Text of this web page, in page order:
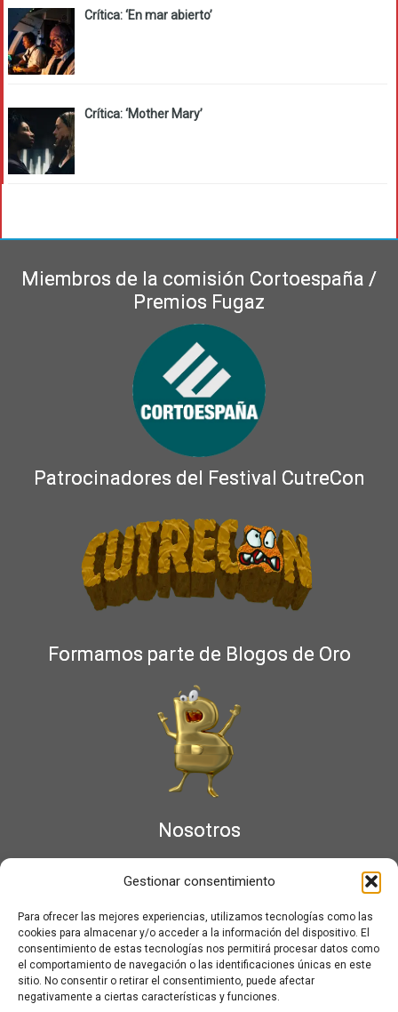
Gestionar consentimiento
Para ofrecer las mejores experiencias, utilizamos tecnologías como las
cookies para almacenar y/o acceder a la información del dispositivo. El
consentimiento de estas tecnologías nos permitirá procesar datos como
el comportamiento de navegación o las identificaciones únicas en este
sitio. No consentir o retirar el consentimiento, puede afectar
negativamente a ciertas características y funciones.
Crítica: ‘En mar abierto’
Crítica: ‘Mother Mary’
Miembros de la comisión Cortoespaña /
Premios Fugaz
Patrocinadores del Festival CutreCon
Formamos parte de Blogos de Oro
Nosotros
Aviso legal
Más información sobre las cookies
Noticias al correo
Política de cookies
Política de cookies (UE)
Política de privacidad